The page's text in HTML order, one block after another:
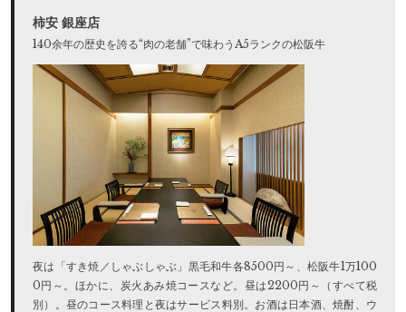
柿安 銀座店
140余年の歴史を誇る“肉の老舗”で味わうA5ランクの松阪牛
夜は「すき焼／しゃぶしゃぶ」黒毛和牛各8500円～、松阪牛1万100
0円～。ほかに、炭火あみ焼コースなど。昼は2200円～（すべて税
別）。昼のコース料理と夜はサービス料別。お酒は日本酒、焼酎、ウ